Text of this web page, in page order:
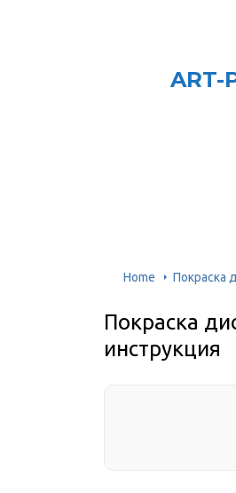
ART-
Home Покраска
Покраска
инструкция